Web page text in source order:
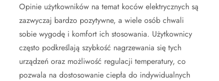
Opinie użytkowników na temat koców elektrycznych są
zazwyczaj bardzo pozytywne, a wiele osób chwali
sobie wygodę i komfort ich stosowania. Użytkownicy
często podkreślają szybkość nagrzewania się tych
urządzeń oraz możliwość regulacji temperatury, co
pozwala na dostosowanie ciepła do indywidualnych